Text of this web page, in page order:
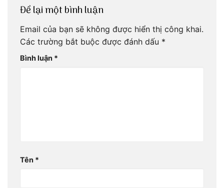
Để lại một bình luận
Email của bạn sẽ không được hiển thị công khai.
Các trường bắt buộc được đánh dấu *
Bình luận *
Tên *